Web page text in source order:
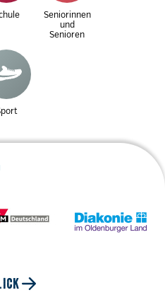
Seniorinnen
und
Senioren